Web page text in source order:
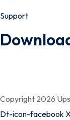
Support
Copyright 2026
Dt-icon-facebook